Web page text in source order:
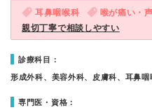
耳鼻咽喉科 喉が痛い・
親切丁寧で相談しやすい
診療科目：
形成外科、美容外科、皮膚科、耳鼻咽
専門医・資格：